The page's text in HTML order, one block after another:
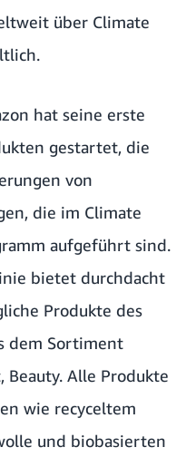
über Climate
hat seine erste
gestartet, die
von
die im Climate
aufgeführt sind.
bietet durchdacht
Produkte des
dem Sortiment
Beauty. Alle Produkte
wie recyceltem
und biobasierten